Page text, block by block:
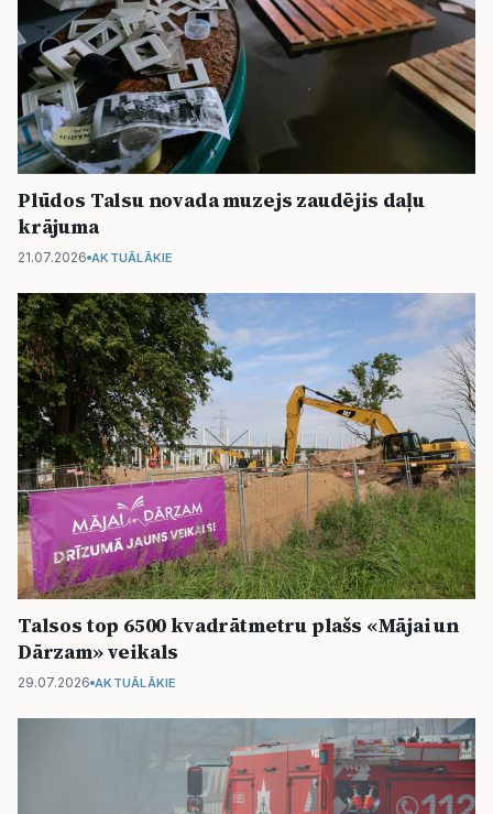
Plūdos Talsu novada muzejs zaudējis daļu
krājuma
21.07.2026 AKTUĀLĀKIE
Talsos top 6500 kvadrātmetru plašs «Mājai un
Dārzam» veikals
29.07.2026 AKTUĀLĀKIE